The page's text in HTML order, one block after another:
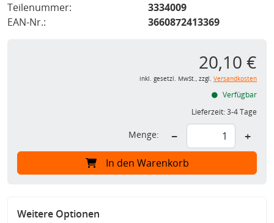
Teilenummer:
3334009
EAN-Nr.:
3660872413369
20,10 €
inkl. gesetzl. MwSt., zzgl. Versandkosten
Verfügbar
Lieferzeit:3-4 Tage
Menge: − +
In den Warenkorb
Weitere Optionen